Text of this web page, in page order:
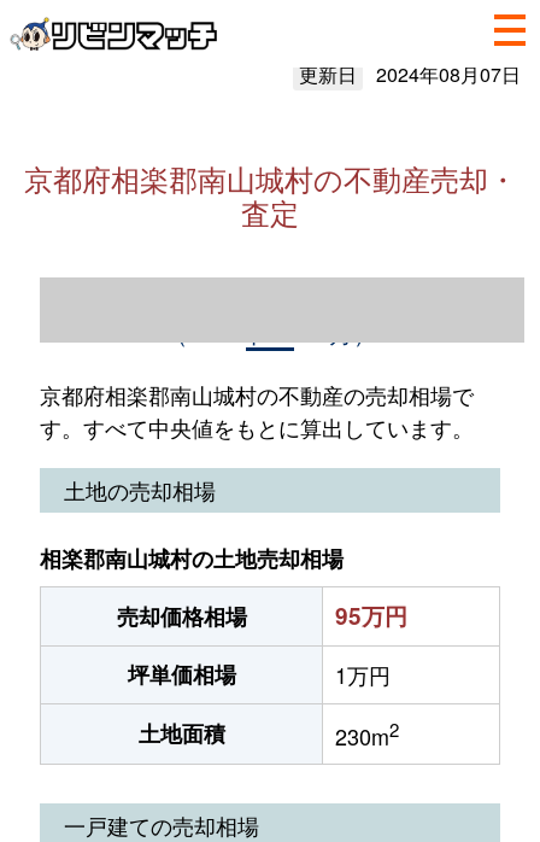
更新日 2024年08月07日
京都府相楽郡南山城村の不動産売却・
査定
京都府相楽郡南山城村の不動産の売却相場で
す。すべて中央値をもとに算出しています。
土地の売却相場
相楽郡南山城村の土地売却相場
売却価格相場
95万円
坪単価相場
1万円
土地面積
230m2
一戸建ての売却相場